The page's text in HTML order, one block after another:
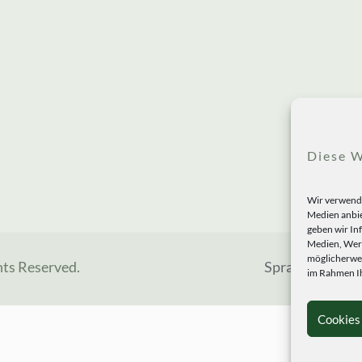
Diese
Wir
Medien
geben wir
Medien,
im Rahmen
Reserved. Sprachen